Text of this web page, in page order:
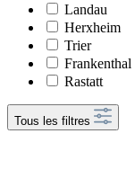
Landau
Herxheim
Trier
Frankenthal
Rastatt
Tous les filtres